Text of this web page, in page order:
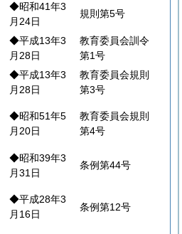
◆昭和41年3
月24日
規則第5号
◆平成13年3
月28日
教育委員会訓令
第1号
◆平成13年3
月28日
教育委員会規則
第3号
◆昭和51年5
月20日
教育委員会規則
第4号
◆昭和39年3
月31日
条例第44号
◆平成28年3
月16日
条例第12号